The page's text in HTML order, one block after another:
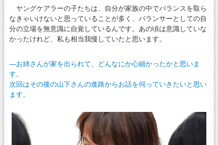
ヤングケアラーの子たちは、自分が家族の中でバランスを取ら
なきゃいけないと思っていることが多く、バランサーとしての自
分の立場を無意識に自覚しているんです。あの頃は意識していな
かったけれど、私も相当我慢していたと思います。
―お姉さんが家を出られて、どんなにか心細かったかと思いま
す。
次回はその後の山下さんの進路からお話を伺っていきたいと思い
ます。